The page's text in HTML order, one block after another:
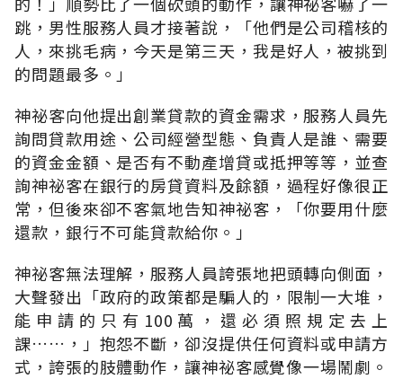
跳，男性服務人員才接著說，「他們是公司稽核的
人，來挑毛病，今天是第三天，我是好人，被挑到
的問題最多。」
神祕客向他提出創業貸款的資金需求，服務人員先
詢問貸款用途、公司經營型態、負責人是誰、需要
的資金金額、是否有不動產增貸或抵押等等，並查
詢神祕客在銀行的房貸資料及餘額，過程好像很正
常，但後來卻不客氣地告知神祕客，「你要用什麼
還款，銀行不可能貸款給你。」
神祕客無法理解，服務人員誇張地把頭轉向側面，
大聲發出「政府的政策都是騙人的，限制一大堆，
能申請的只有100萬，還必須照規定去上
課……，」抱怨不斷，卻沒提供任何資料或申請方
式，誇張的肢體動作，讓神祕客感覺像一場鬧劇。